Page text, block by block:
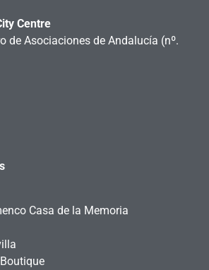
Centre
de Asociaciones de Andalucía (nº.
Casa de la Memoria